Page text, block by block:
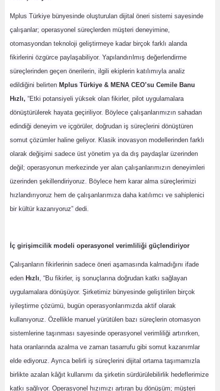
Mplus Türkiye bünyesinde oluşturulan dijital öneri sistemi sayesinde
çalışanlar; operasyonel süreçlerden müşteri deneyimine,
otomasyondan teknoloji geliştirmeye kadar birçok farklı alanda
fikirlerini özgürce paylaşabiliyor. Yapılandırılmış değerlendirme
süreçlerinden geçen önerilerin, ilgili ekiplerin katılımıyla analiz
edildiğini belirten Mplus Türkiye & MENA CEO’su Cemile Banu
Hızlı, “Etki potansiyeli yüksek olan fikirler, pilot uygulamalara
dönüştürülerek hayata geçiriliyor. Böylece çalışanlarımızın sahadan
edindiği deneyim ve içgörüler, doğrudan iş süreçlerini dönüştüren
somut çözümler haline geliyor. Klasik inovasyon modellerinden farklı
olarak değişimi sadece üst yönetim ya da dış paydaşlar üzerinden
değil; operasyonun merkezinde yer alan çalışanlarımızın deneyimleri
üzerinden şekillendiriyoruz. Böylece hem karar alma süreçlerimizi
hızlandırıyoruz hem de çalışanlarımıza daha katılımcı ve sahiplenici
bir kültür kazanıyoruz” dedi.
İç girişimcilik modeli operasyonel verimliliği güçlendiriyor
Çalışanların fikirlerinin sadece öneri aşamasında kalmadığını ifade
eden Hızlı, “Bu fikirler, iş sonuçlarına doğrudan katkı sağlayan
uygulamalara dönüşüyor. Şirketimiz bünyesinde geliştirilen birçok
iyileştirme çözümü, bugün operasyonlarımızda aktif olarak
kullanıyoruz. Özellikle manuel yürütülen bazı süreçlerin otomasyon
sistemlerine taşınması sayesinde operasyonel verimliliği artırırken,
hata oranlarında azalma ve zaman tasarrufu gibi somut kazanımlar
elde ediyoruz. Ayrıca belirli iş süreçlerini dijital ortama taşımamızla
birlikte azalan kâğıt kullanımı da şirketin sürdürülebilirlik hedeflerimize
katkı sağlıyor. Operasyonel hızımızı artıran bu dönüşüm; müşteri